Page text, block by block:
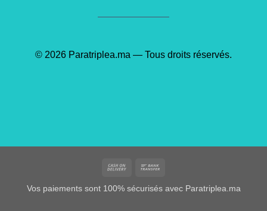
© 2026 Paratriplea.ma — Tous droits réservés.
Cash
Delivery
Vos paiements sont 100% sécurisés avec Paratriplea.ma